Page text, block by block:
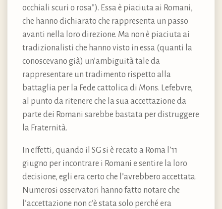
occhiali scuri o rosa”). Essa è piaciuta ai Romani,
che hanno dichiarato che rappresenta un passo
avanti nella loro direzione. Ma non è piaciuta ai
tradizionalisti che hanno visto in essa (quanti la
conoscevano già) un’ambiguità tale da
rappresentare un tradimento rispetto alla
battaglia per la Fede cattolica di Mons. Lefebvre,
al punto da ritenere che la sua accettazione da
parte dei Romani sarebbe bastata per distruggere
la Fraternità.
In effetti, quando il SG si è recato a Roma l’11
giugno per incontrare i Romani e sentire la loro
decisione, egli era certo che l’avrebbero accettata.
Numerosi osservatori hanno fatto notare che
l’accettazione non c’è stata solo perché era